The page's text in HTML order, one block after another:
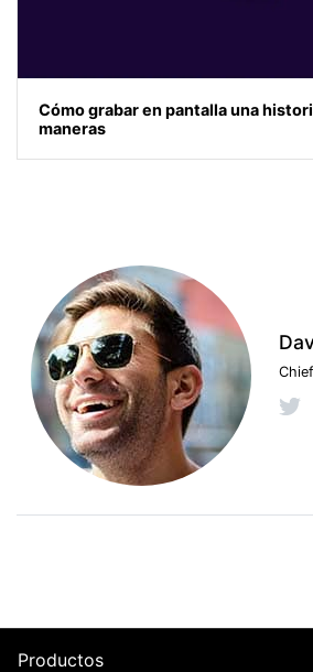
Cómo grabar en pantalla una
maneras
Productos